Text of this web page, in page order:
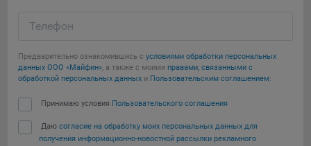
Телефон
Предварительно ознакомившись с условиями обработки персональных
данных ООО «Майфин», а также с моими правами, связанными с
обработкой персональных данных и Пользовательским соглашением:
Принимаю условия Пользовательского соглашения
Даю согласие на обработку моих персональных данных для
получения информационно-новостной рассылки рекламного